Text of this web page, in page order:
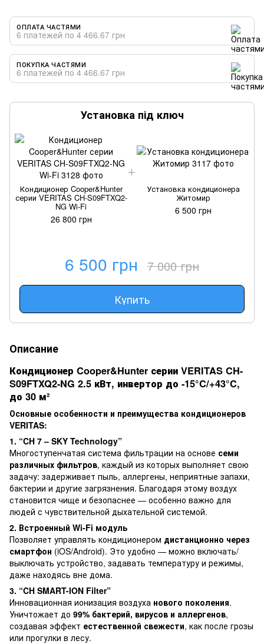
ОПЛАТА ЧАСТЯМИ
6 платежей по 4 466.67 грн
ПОКУПКА ЧАСТЯМИ
6 платежей по 4 466.67 грн
Установка під ключ
Кондиционер Cooper&Hunter
серии VERITAS CH-S09FTXQ2-
NG Wi-Fi
26 800 грн
Установка кондиционера
Житомир
6 500 грн
6 500 грн 7 000 грн
Купить
Описание
Кондиционер Cooper&Hunter серии VERITAS CH-
S09FTXQ2-NG 2.5 кВт, инвертор до -15°C/+43°C,
до 30 м²
Основные особенности и преимущества кондиционеров
VERITAS:
1. “CH 7 – SKY Technology”
Многоступенчатая система фильтрации на основе семи
различных фильтров, каждый из которых выполняет свою
задачу: задерживает пыль, аллергены, неприятные запахи,
бактерии и другие загрязнения. Благодаря этому воздух
становится чище и безопаснее — особенно важно для
людей с чувствительной дыхательной системой.
2. Встроенный Wi-Fi модуль
Позволяет управлять кондиционером дистанционно через
смартфон (iOS/Android). Это удобно — можно включать/
выключать устройство, задавать температуру и режимы,
даже находясь вне дома.
3. “CH SMART-ION Filter”
Инновационная ионизация воздуха нового поколения.
Уничтожает до 99% бактерий, вирусов и аллергенов,
создавая эффект естественной свежести, как после грозы
или прогулки в лесу.